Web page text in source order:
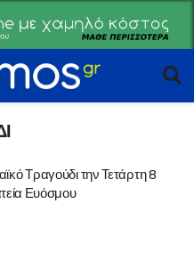
Τραγούδι την Τετάρτη 8
Ευόσμου